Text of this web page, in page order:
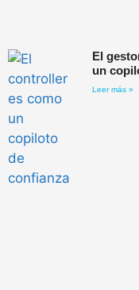
El
un
Leer más »